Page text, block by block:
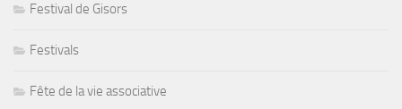
Festival de Gisors
Festivals
Fête de la vie associative